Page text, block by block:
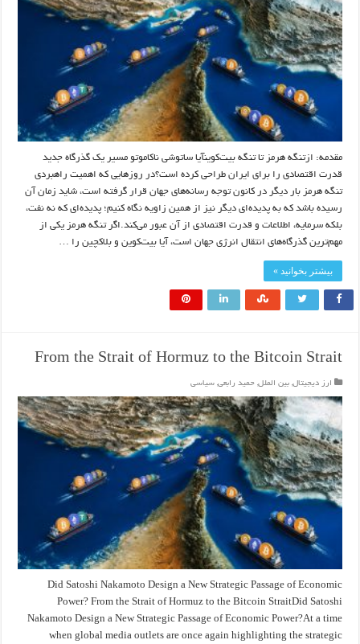
مقدمه: ازتنگه هرمز تا تنگه بیت‌کوینآیا ساتوشی ناکاموتو مسیر یک گذرگاه جدید
قدرت اقتصادی را برای ایران طراحی کرده است؟در روزهایی که اهمیت راهبردی
تنگه هرمز بار دیگر در کانون توجه رسانه‌های جهان قرار گرفته است، شاید زمان آن
رسیده باشد که به پدیده‌ای دیگر نیز از همین زاویه نگاه کنیم؛ پدیده‌ای که نه نفت،
بلکه سرمایه، اطلاعات و قدرت اقتصادی از آن عبور می‌کند.اگر تنگه هرمز یکی از
مهم‌ترین گذرگاه‌های انتقال انرژی جهان است، آیا بیت‌کوین و بلاکچین را …
بیشتر بخوانید »
From the Strait of Hormuz to the Bitcoin Strait
ارز دیجیتال, بین الملل, حمید رابعی, سیاسی
Did Satoshi Nakamoto Design a New Strategic Passage of Economic
Power? From the Strait of Hormuz to the Bitcoin StraitDid Satoshi
Nakamoto Design a New Strategic Passage of Economic Power?At a time
when global media outlets are once again highlighting the strategic